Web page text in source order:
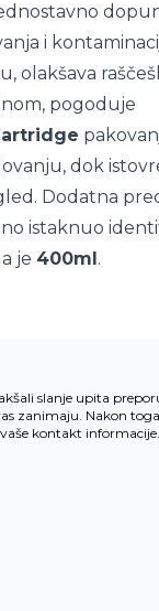
i
olakšava
pogoduje
dok
Dodatna
istaknuo
je 400ml.
slanje upita
zanimaju. Nakon
kontakt informacije.